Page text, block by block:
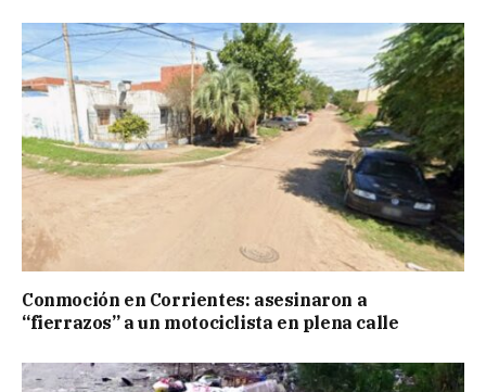
Conmoción en Corrientes: asesinaron a
“fierrazos” a un motociclista en plena calle